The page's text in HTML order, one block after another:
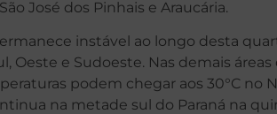
José dos Pinhais e Araucária.
instável ao longo desta
Oeste e Sudoeste. Nas demais áreas
podem chegar aos 30°C no
na metade sul do Paraná na